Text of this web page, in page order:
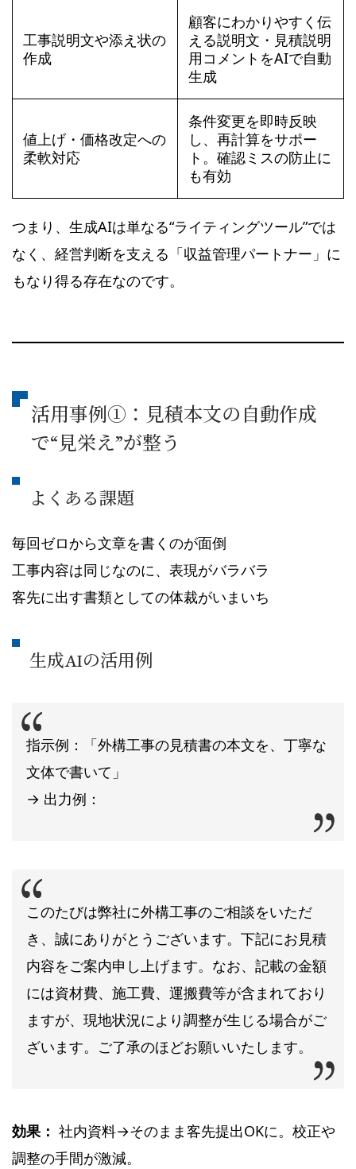
工事説明文や添え状の
作成
顧客にわかりやすく伝
える説明文・見積説明
用コメントをAIで自動
生成
値上げ・価格改定への
柔軟対応
条件変更を即時反映
し、再計算をサポー
ト。確認ミスの防止に
も有効
つまり、生成AIは単なる“ライティングツール”では
なく、経営判断を支える「収益管理パートナー」に
もなり得る存在なのです。
活用事例①：見積本文の自動作成
で“見栄え”が整う
よくある課題
毎回ゼロから文章を書くのが面倒
工事内容は同じなのに、表現がバラバラ
客先に出す書類としての体裁がいまいち
生成AIの活用例
指示例：「外構工事の見積書の本文を、丁寧な
文体で書いて」
→ 出力例：
このたびは弊社に外構工事のご相談をいただ
き、誠にありがとうございます。下記にお見積
内容をご案内申し上げます。なお、記載の金額
には資材費、施工費、運搬費等が含まれており
ますが、現地状況により調整が生じる場合がご
ざいます。ご了承のほどお願いいたします。
効果： 社内資料→そのまま客先提出OKに。校正や
調整の手間が激減。